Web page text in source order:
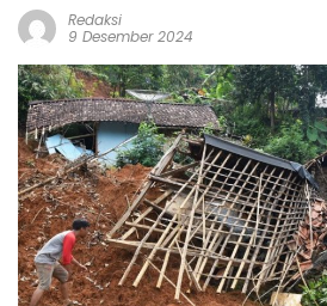
Redaksi
9 Desember 2024